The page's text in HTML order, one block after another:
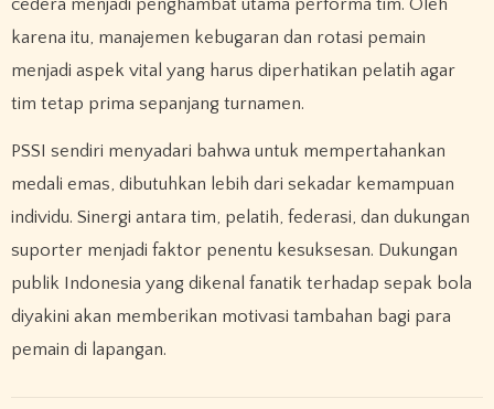
cedera menjadi penghambat utama performa tim. Oleh
karena itu, manajemen kebugaran dan rotasi pemain
menjadi aspek vital yang harus diperhatikan pelatih agar
tim tetap prima sepanjang turnamen.
PSSI sendiri menyadari bahwa untuk mempertahankan
medali emas, dibutuhkan lebih dari sekadar kemampuan
individu. Sinergi antara tim, pelatih, federasi, dan dukungan
suporter menjadi faktor penentu kesuksesan. Dukungan
publik Indonesia yang dikenal fanatik terhadap sepak bola
diyakini akan memberikan motivasi tambahan bagi para
pemain di lapangan.